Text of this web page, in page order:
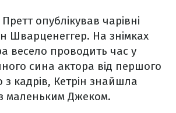
опублікував чарівні
Шварценеггер. На знімках
весело проводить час у
сина актора від першого
з кадрів, Кетрін знайшла
маленьким Джеком.